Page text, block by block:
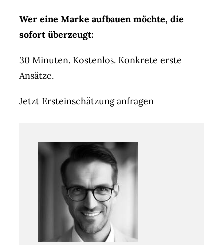
Wer eine Marke aufbauen möchte, die
sofort überzeugt:
30 Minuten. Kostenlos. Konkrete erste
Ansätze.
Jetzt Ersteinschätzung anfragen